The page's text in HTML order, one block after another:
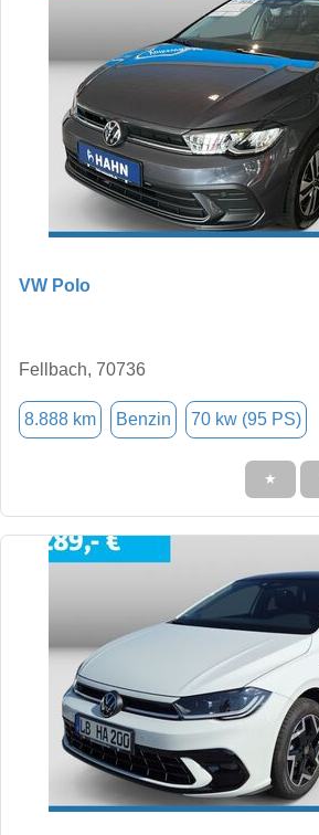
VW Polo
Fellbach, 70736
8.888 km Benzin 70 kw (95 PS)
★